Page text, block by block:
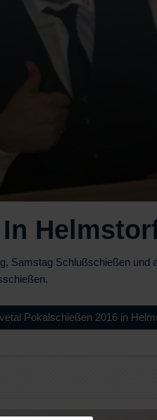
Samstag Schlußschießen und
Pokalschießen 2016 in